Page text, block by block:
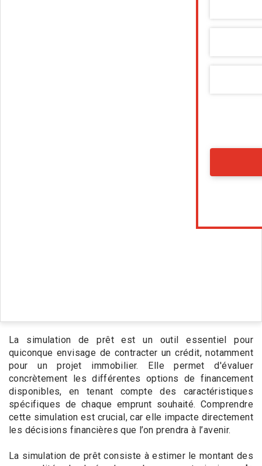
La simulation de prêt est un outil essentiel pour
quiconque envisage de contracter un crédit, notamment
pour un projet immobilier. Elle permet d'évaluer
concrètement les différentes options de financement
disponibles, en tenant compte des caractéristiques
spécifiques de chaque emprunt souhaité. Comprendre
cette simulation est crucial, car elle impacte directement
les décisions financières que l’on prendra à l’avenir.
La simulation de prêt consiste à estimer le montant des